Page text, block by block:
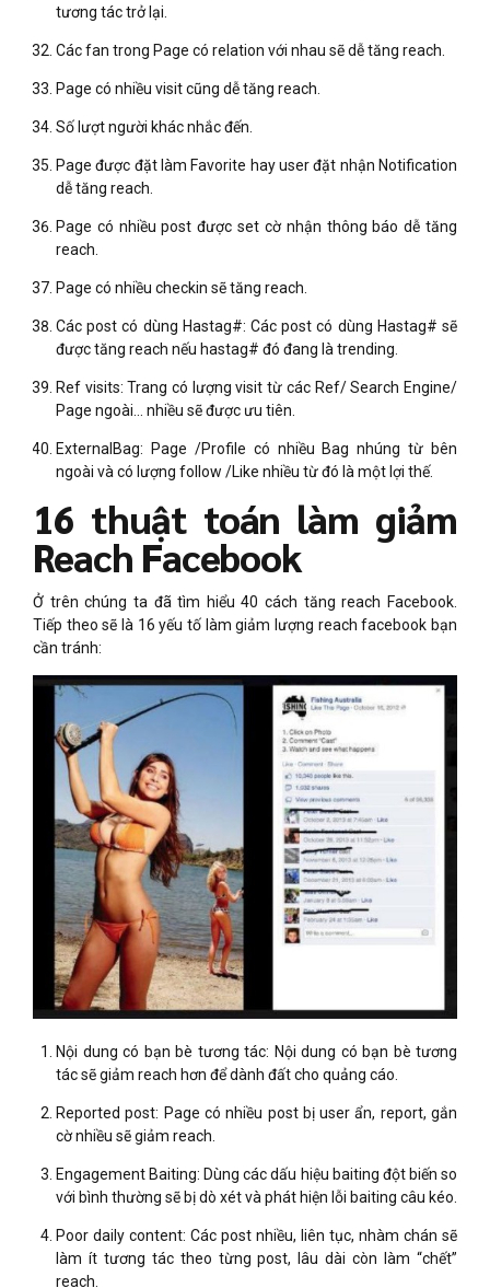
tương tác trở lại.
Các fan trong Page có relation với nhau sẽ dễ tăng reach.
Page có nhiều visit cũng dễ tăng reach.
Số lượt người khác nhắc đến.
Page được đặt làm Favorite hay user đặt nhận Notification
dễ tăng reach.
Page có nhiều post được set cờ nhận thông báo dễ tăng
reach.
Page có nhiều checkin sẽ tăng reach.
Các post có dùng Hastag#: Các post có dùng Hastag# sẽ
được tăng reach nếu hastag# đó đang là trending.
Ref visits: Trang có lượng visit từ các Ref/ Search Engine/
Page ngoài… nhiều sẽ được ưu tiên.
ExternalBag: Page /Profile có nhiều Bag nhúng từ bên
ngoài và có lượng follow /Like nhiều từ đó là một lợi thế.
16 thuật toán làm giảm
Reach Facebook
Ở trên chúng ta đã tìm hiểu 40 cách tăng reach Facebook.
Tiếp theo sẽ là 16 yếu tố làm giảm lượng reach facebook bạn
cần tránh:
Nội dung có bạn bè tương tác: Nội dung có bạn bè tương
tác sẽ giảm reach hơn để dành đất cho quảng cáo.
Reported post: Page có nhiều post bị user ẩn, report, gắn
cờ nhiều sẽ giảm reach.
Engagement Baiting: Dùng các dấu hiệu baiting đột biến so
với bình thường sẽ bị dò xét và phát hiện lỗi baiting câu kéo.
Poor daily content: Các post nhiều, liên tục, nhàm chán sẽ
làm ít tương tác theo từng post, lâu dài còn làm “chết”
reach.